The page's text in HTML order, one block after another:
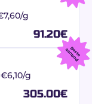
g
91.20€
€6,10/g
305.00€
B
e
s
t
e
a
a
n
b
o
d